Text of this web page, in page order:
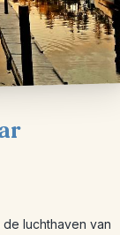
luchthaven van